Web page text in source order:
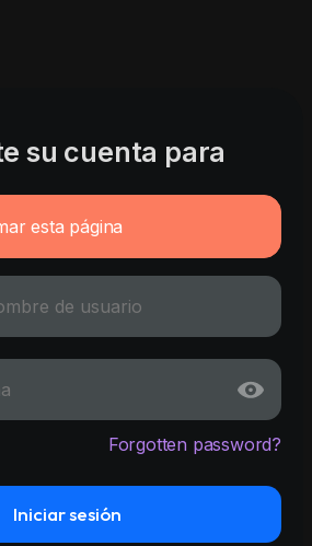
su cuenta para
esta página
Forgotten password?
Iniciar sesión